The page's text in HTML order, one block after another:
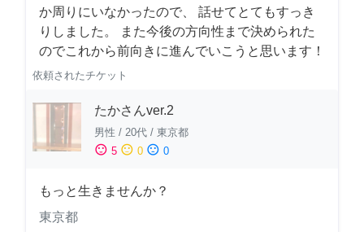
か周りにいなかったので、 話せてとてもすっき
りしました。 また今後の方向性まで決められた
のでこれから前向きに進んでいこうと思います！
依頼されたチケット
たかさんver.2
男性 / 20代 / 東京都
sentiment_satisfied 5 sentiment_neutral 0 sentiment_dissatisfied 0
もっと生きませんか？
東京都